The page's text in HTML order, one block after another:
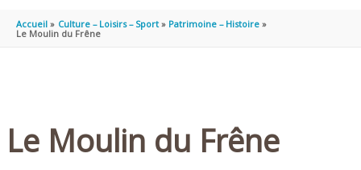
PRINCIPAL
Accueil Culture – Loisirs – Sport
Patrimoine – Histoire
Le Moulin du Frêne
Le Moulin du Frêne